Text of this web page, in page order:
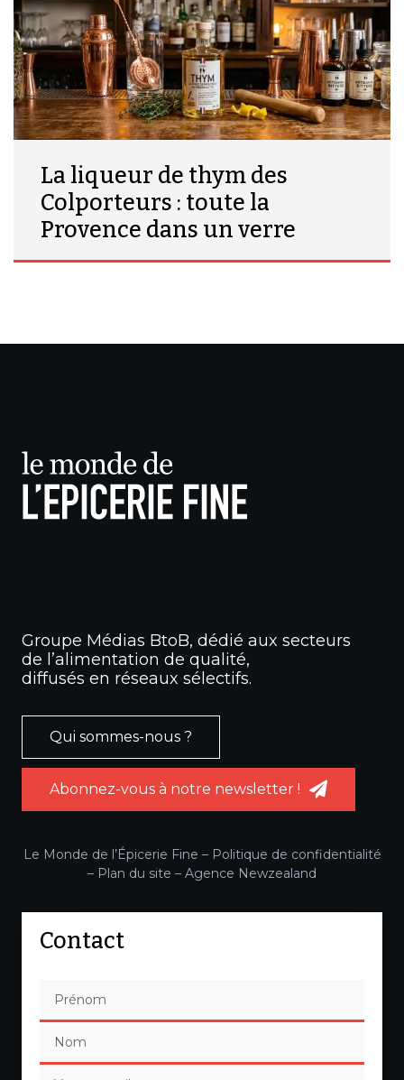
La liqueur de thym des
Colporteurs : toute la
Provence dans un verre
Groupe Médias BtoB, dédié aux secteurs
de l’alimentation de qualité,
diffusés en réseaux sélectifs.
Qui sommes-nous ?
Abonnez-vous à notre newsletter !
Le Monde de l’Épicerie Fine – Politique de confidentialité
– Plan du site – Agence Newzealand
Contact